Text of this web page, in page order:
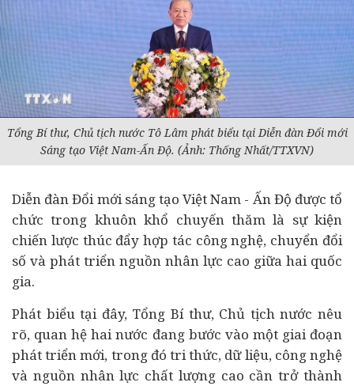
Tổng Bí thư, Chủ tịch nước Tô Lâm phát biểu tại Diễn đàn Đổi mới
Sáng tạo Việt Nam-Ấn Độ. (Ảnh: Thống Nhất/TTXVN)
Diễn đàn Đổi mới sáng tạo Việt Nam - Ấn Độ được tổ
chức trong khuôn khổ chuyến thăm là sự kiện
chiến lược thúc đẩy hợp tác công nghệ, chuyển đổi
số và phát triển nguồn nhân lực cao giữa hai quốc
gia.
Phát biểu tại đây, Tổng Bí thư, Chủ tịch nước nêu
rõ, quan hệ hai nước đang bước vào một giai đoạn
phát triển mới, trong đó tri thức, dữ liệu, công nghệ
và nguồn nhân lực chất lượng cao cần trở thành